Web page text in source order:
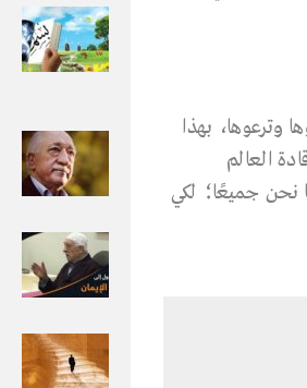
وترعوها، بهذا
العالم
نحن جميعًا؛ لكي